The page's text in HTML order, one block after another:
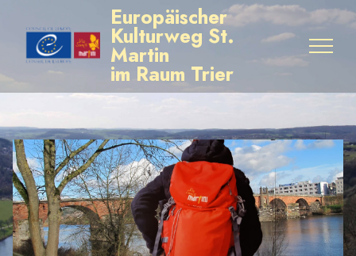
Europäischer
Kulturweg St.
Martin
im Raum Trier